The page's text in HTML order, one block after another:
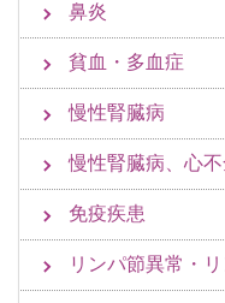
鼻炎
貧血・多血症
慢性腎臓病
慢性腎臓病、心不
免疫疾患
リンパ節異常・